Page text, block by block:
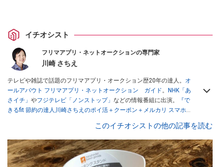
イチオシスト
フリマアプリ・ネットオークションの専門家
川崎 さちえ
テレビや雑誌で話題のフリマアプリ・オークション歴20年の達人。 オ
ールアバウト フリマアプリ・ネットオークション ガイド。
NHK「あ
さイチ」 やフジテレビ「ノンストップ」 などの情報番組に出演。
『で
きるfit 節約の達人川崎さちえのポイ活＋クーポン＋メルカリ スマホで
スマホ1つでスキマ時間に効率的に稼ぐ！』（翔泳社刊） ほか著書多
数。ブログは「川崎さちえのごちゃまぜ日記」。
■経歴：2003年、夫が子育てをするために、突然会社を辞める。翌月
からの給料が０円になり、家にいながら、しかも空いた時間でできる
このイチオシストの他の記事を読む